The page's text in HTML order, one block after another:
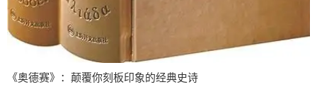
《奥德赛》：颠覆你刻板印象的经典史诗